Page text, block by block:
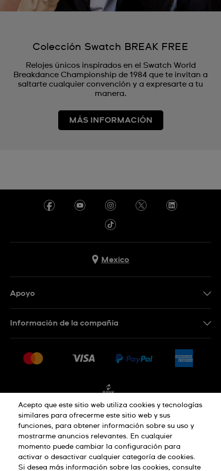
Colección Swatch BREAK FREE
Relojes únicos inspirados en el Swatch World
Breakdance Championship de 1984 que te invitan a
saltarte cualquier convención y a expresarte a tu
manera.
MÁS INFORMACIÓN
Mexico
Apoyo
Condiciones de venta
Información de la compañía
Empleo
Política de privacidad
Aviso sobre cookies Condiciones de uso
Acepto que este sitio web utiliza cookies y tecnologías
similares para ofrecerme este sitio web y sus
funciones, para obtener información sobre su uso y
mostrarme anuncios relevantes. En cualquier
momento puede cambiar la configuración para
activar o desactivar cualquier categoría de cookies.
Si desea más información sobre las cookies, consulte